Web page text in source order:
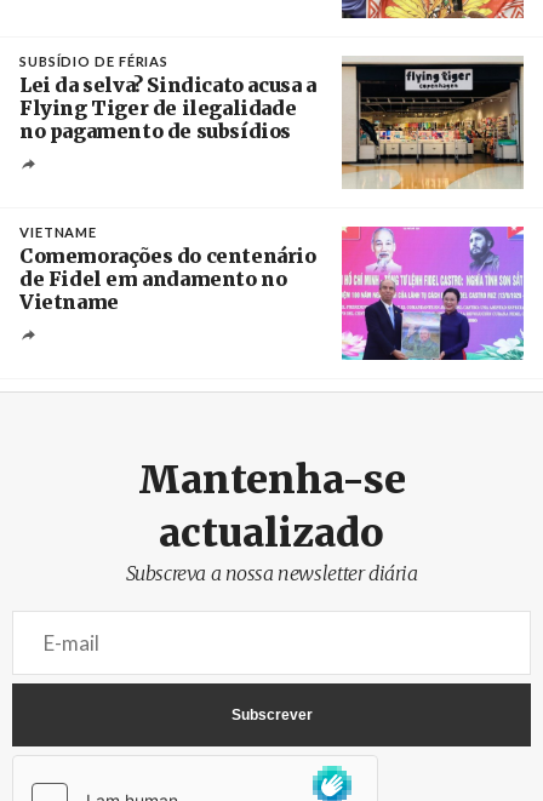
SUBSÍDIO DE FÉRIAS
Lei da selva? Sindicato acusa a
Flying Tiger de ilegalidade
no pagamento de subsídios
VIETNAME
Comemorações do centenário
de Fidel em andamento no
Vietname
Mantenha-se
actualizado
Subscreva a nossa newsletter diária